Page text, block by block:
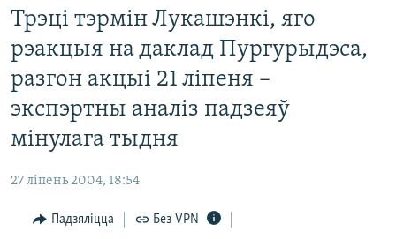
Перайсьці
да
галоўнага
зьместу
Перайсьці
да
галоўнай
Перайсьці
пошуку
ПАЛІТЫКА
БЕЛАРУСЫ НА ВАЙНЕ
ТОЛЬКІ НА СВАБОДЗЕ
ГІСТОРЫЯ НА СВАБОДЗЕ
АЎДЫЁКНІГІ
СУВЯЗЬ
ПАДЗЯЛІЦЦА ІНФАРМАЦЫЯЙ
RSS
TWITTER
САЧЫЦЕ ЗА АБНАЎЛЕНЬНЯМІ
Трэці тэрмін Лукашэнкі, яго
рэакцыя на даклад Пургурыдэса,
разгон акцыі 21 ліпеня –
экспэртны аналіз падзеяў
мінулага тыдня
27 ліпень 2004, 18:54
Падзяліцца Без VPN